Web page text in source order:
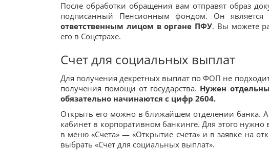
После обработки обращения вам отправят образ
подписанный Пенсионным фондом. Он является
ответственным лицом в органе ПФУ. Вы можете
его в Соцстрахе.
Счет для социальных выплат
Для получения декретных выплат по ФОП не
получения помощи от государства. Нужен
обязательно начинаются с цифр 2604.
Открыть его можно в ближайшем отделении банка.
кабинет в корпоративном банкинге. Для этого
в меню «Счета» — «Открытие счета» и в заявке на
выбрать «Счет для социальных выплат».